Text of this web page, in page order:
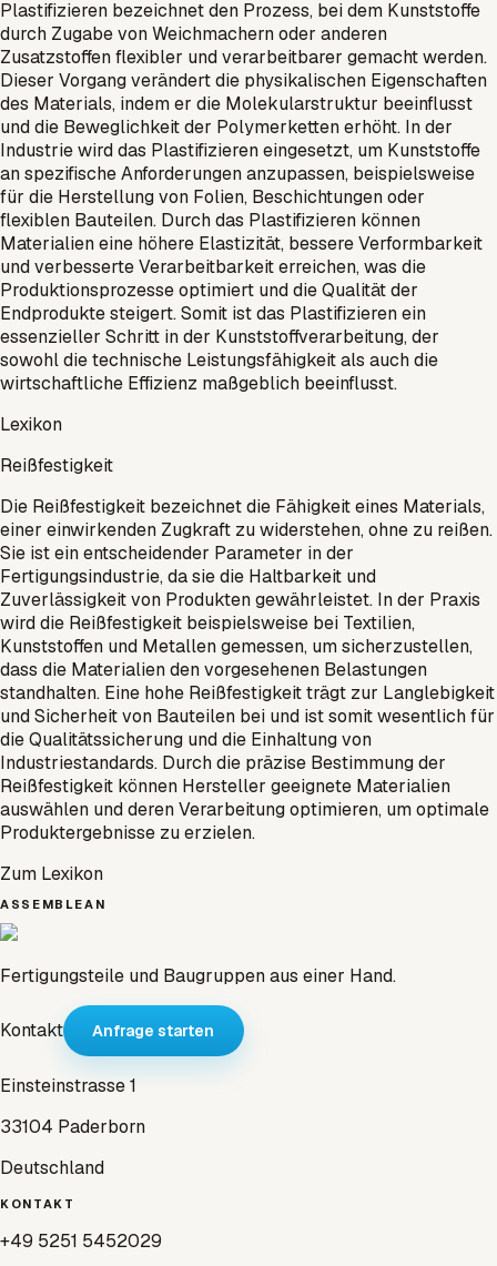
Plastifizieren bezeichnet den Prozess, bei dem Kunststoffe
durch Zugabe von Weichmachern oder anderen
Zusatzstoffen flexibler und verarbeitbarer gemacht werden.
Dieser Vorgang verändert die physikalischen Eigenschaften
des Materials, indem er die Molekularstruktur beeinflusst
und die Beweglichkeit der Polymerketten erhöht. In der
Industrie wird das Plastifizieren eingesetzt, um Kunststoffe
an spezifische Anforderungen anzupassen, beispielsweise
für die Herstellung von Folien, Beschichtungen oder
flexiblen Bauteilen. Durch das Plastifizieren können
Materialien eine höhere Elastizität, bessere Verformbarkeit
und verbesserte Verarbeitbarkeit erreichen, was die
Produktionsprozesse optimiert und die Qualität der
Endprodukte steigert. Somit ist das Plastifizieren ein
essenzieller Schritt in der Kunststoffverarbeitung, der
sowohl die technische Leistungsfähigkeit als auch die
wirtschaftliche Effizienz maßgeblich beeinflusst.
Lexikon
Reißfestigkeit
Die Reißfestigkeit bezeichnet die Fähigkeit eines Materials,
einer einwirkenden Zugkraft zu widerstehen, ohne zu reißen.
Sie ist ein entscheidender Parameter in der
Fertigungsindustrie, da sie die Haltbarkeit und
Zuverlässigkeit von Produkten gewährleistet. In der Praxis
wird die Reißfestigkeit beispielsweise bei Textilien,
Kunststoffen und Metallen gemessen, um sicherzustellen,
dass die Materialien den vorgesehenen Belastungen
standhalten. Eine hohe Reißfestigkeit trägt zur Langlebigkeit
und Sicherheit von Bauteilen bei und ist somit wesentlich für
die Qualitätssicherung und die Einhaltung von
Industriestandards. Durch die präzise Bestimmung der
Reißfestigkeit können Hersteller geeignete Materialien
auswählen und deren Verarbeitung optimieren, um optimale
Produktergebnisse zu erzielen.
Zum Lexikon
ASSEMBLEAN
Fertigungsteile und Baugruppen aus einer Hand.
Kontakt Anfrage starten
Einsteinstrasse 1
33104 Paderborn
Deutschland
KONTAKT
+49 5251 5452029